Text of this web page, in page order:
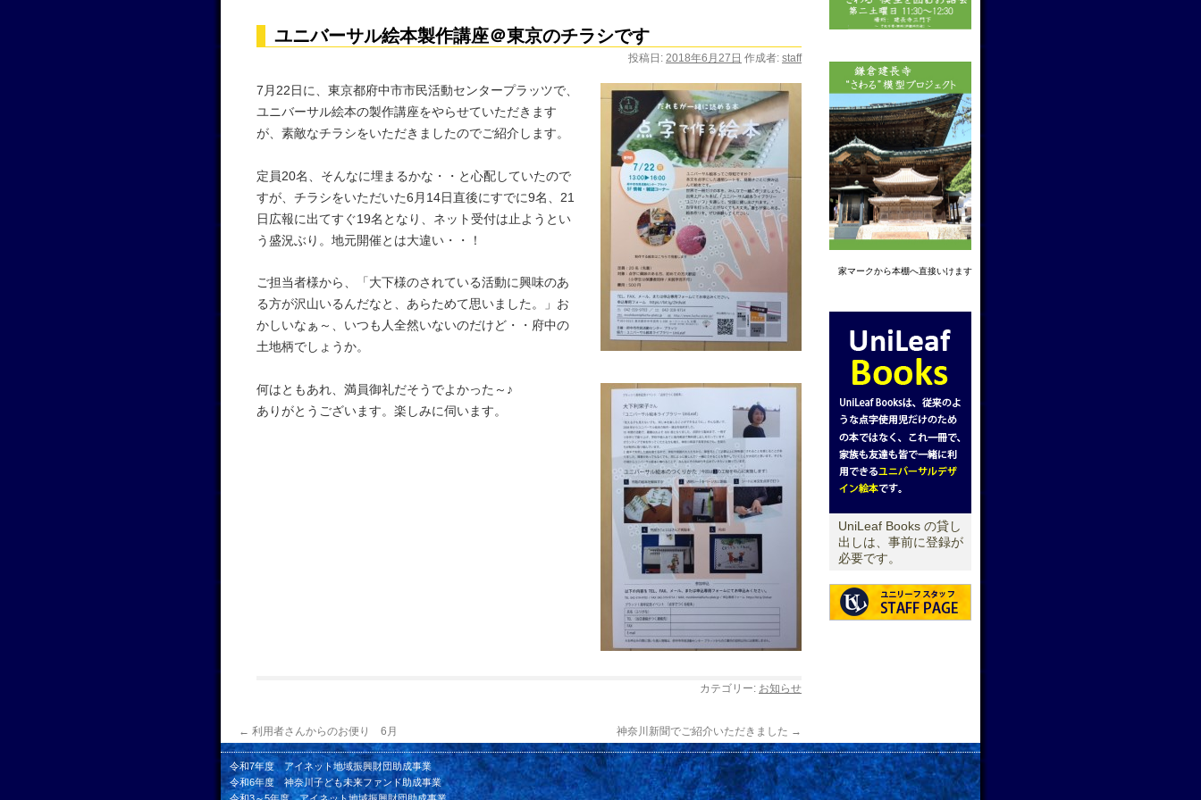
ユニバーサル絵本製作講座＠東京のチラシです
投稿日: 2018年6月27日 作成者: staff
7月22日に、東京都府中市市民活動センタープラッツで、
ユニバーサル絵本の製作講座をやらせていただきます
が、素敵なチラシをいただきましたのでご紹介します。
定員20名、そんなに埋まるかな・・と心配していたので
すが、チラシをいただいた6月14日直後にすでに9名、21
日広報に出てすぐ19名となり、ネット受付は止ようとい
う盛況ぶり。地元開催とは大違い・・！
ご担当者様から、「大下様のされている活動に興味のあ
る方が沢山いるんだなと、あらためて思いました。」お
かしいなぁ～、いつも人全然いないのだけど・・府中の
土地柄でしょうか。
何はともあれ、満員御礼だそうでよかった～♪
ありがとうございます。楽しみに伺います。
カテゴリー: お知らせ
← 利用者さんからのお便り 6月 神奈川新聞でご紹介いただきました →
家マークから本棚へ直接いけます
UniLeaf Books の貸し
出しは、事前に登録が
必要です。
令和7年度 アイネット地域振興財団助成事業
令和6年度 神奈川子ども未来ファンド助成事業